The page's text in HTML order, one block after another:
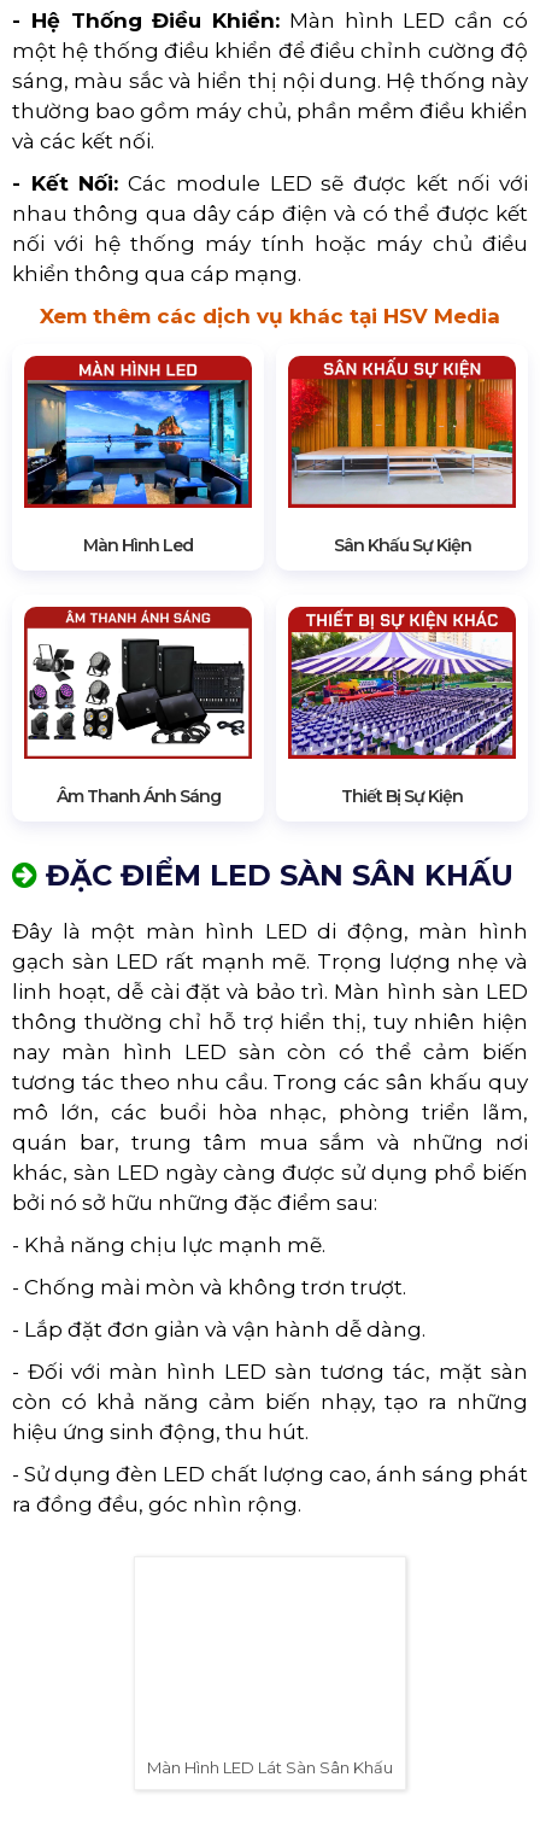
- Hệ Thống Điều Khiển: Màn hình LED cần có
một hệ thống điều khiển để điều chỉnh cường độ
sáng, màu sắc và hiển thị nội dung. Hệ thống này
thường bao gồm máy chủ, phần mềm điều khiển
và các kết nối.
- Kết Nối: Các module LED sẽ được kết nối với
nhau thông qua dây cáp điện và có thể được kết
nối với hệ thống máy tính hoặc máy chủ điều
khiển thông qua cáp mạng.
Xem thêm các dịch vụ khác tại HSV Media
Màn Hình Led Sân Khấu Sự Kiện
Âm Thanh Ánh Sáng Thiết Bị Sự Kiện
ĐẶC ĐIỂM LED SÀN SÂN KHẤU
Đây là một màn hình LED di động, màn hình
gạch sàn LED rất mạnh mẽ. Trọng lượng nhẹ và
linh hoạt, dễ cài đặt và bảo trì. Màn hình sàn LED
thông thường chỉ hỗ trợ hiển thị, tuy nhiên hiện
nay màn hình LED sàn còn có thể cảm biến
tương tác theo nhu cầu. Trong các sân khấu quy
mô lớn, các buổi hòa nhạc, phòng triển lãm,
quán bar, trung tâm mua sắm và những nơi
khác, sàn LED ngày càng được sử dụng phổ biến
bởi nó sở hữu những đặc điểm sau:
- Khả năng chịu lực mạnh mẽ.
- Chống mài mòn và không trơn trượt.
- Lắp đặt đơn giản và vận hành dễ dàng.
- Đối với màn hình LED sàn tương tác, mặt sàn
còn có khả năng cảm biến nhạy, tạo ra những
hiệu ứng sinh động, thu hút.
- Sử dụng đèn LED chất lượng cao, ánh sáng phát
ra đồng đều, góc nhìn rộng.
Màn Hình LED Lát Sàn Sân Khấu